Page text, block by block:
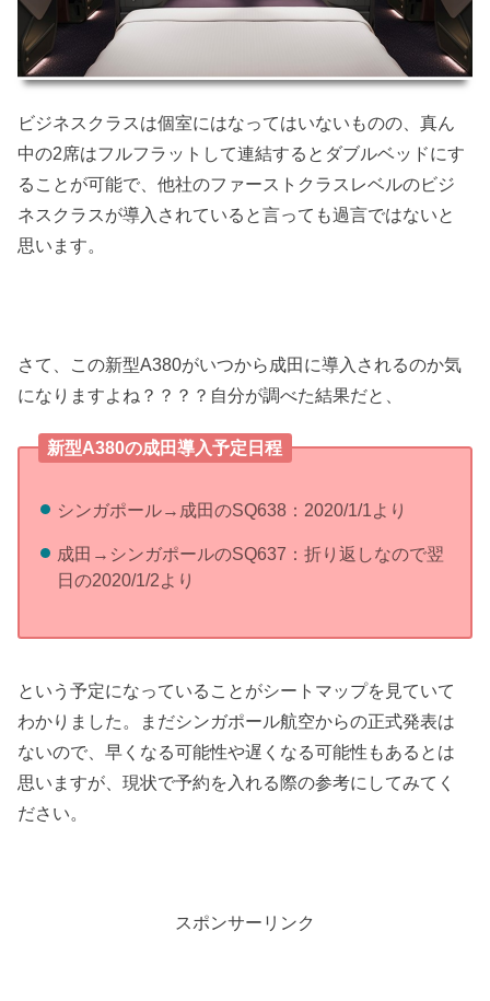
ビジネスクラスは個室にはなってはいないものの、真ん
中の2席はフルフラットして連結するとダブルベッドにす
ることが可能で、他社のファーストクラスレベルのビジ
ネスクラスが導入されていると言っても過言ではないと
思います。
さて、この新型A380がいつから成田に導入されるのか気
になりますよね？？？？自分が調べた結果だと、
新型A380の成田導入予定日程
シンガポール→成田のSQ638：2020/1/1より
成田→シンガポールのSQ637：折り返しなので翌
日の2020/1/2より
という予定になっていることがシートマップを見ていて
わかりました。まだシンガポール航空からの正式発表は
ないので、早くなる可能性や遅くなる可能性もあるとは
思いますが、現状で予約を入れる際の参考にしてみてく
ださい。
スポンサーリンク